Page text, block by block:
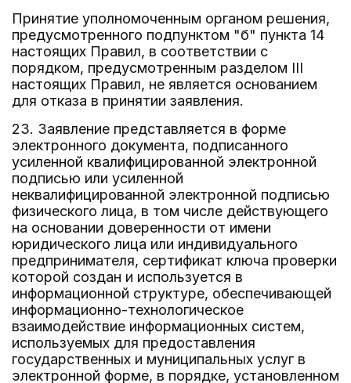
Принятие уполномоченным органом решения,
предусмотренного подпунктом "б" пункта 14
настоящих Правил, в соответствии с
порядком, предусмотренным разделом III
настоящих Правил, не является основанием
для отказа в принятии заявления.
23. Заявление представляется в форме
электронного документа, подписанного
усиленной квалифицированной электронной
подписью или усиленной
неквалифицированной электронной подписью
физического лица, в том числе действующего
на основании доверенности от имени
юридического лица или индивидуального
предпринимателя, сертификат ключа проверки
которой создан и используется в
информационной структуре, обеспечивающей
информационно-технологическое
взаимодействие информационных систем,
используемых для предоставления
государственных и муниципальных услуг в
электронной форме, в порядке, установленном